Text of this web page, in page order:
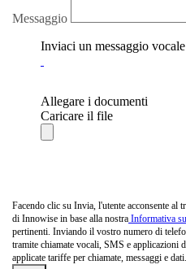
Messaggio
Inviaci un messaggio vocale
Allegare i documenti
Caricare il file
Facendo clic su Invia, l'utente acconsente al
di Innowise in base alla nostra Informativa
pertinenti. Inviando il vostro numero di
tramite chiamate vocali, SMS e applicazioni
applicate tariffe per chiamate, messaggi e dati.